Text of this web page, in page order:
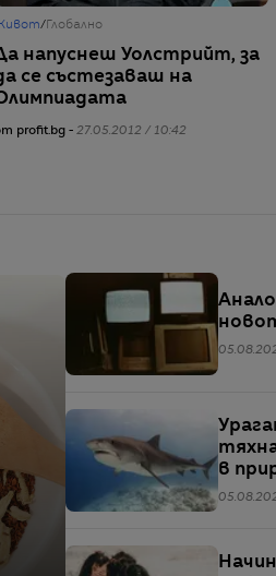
/Глобално
напуснеш Уолстрийт, за
се състезаваш на
profit.bg - 27.05.2012 / 10:42
в